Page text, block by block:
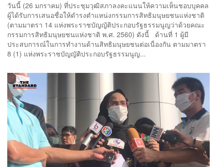
วันนี้ (26 มกราคม) ที่ประชุมวุฒิสภาลงคะแนนให้ความเห็นชอบบุคคล
ผู้ได้รับการเสนอชื่อให้ดำรงตำแหน่งกรรมการสิทธิมนุษยชนแห่งชาติ
(ตามมาตรา 14 แห่งพระราชบัญญัติประกอบรัฐธรรมนูญว่าด้วยคณะ
กรรมการสิทธิมนุษยชนแห่งชาติ พ.ศ. 2560) ดังนี้ ด้านที่ 1 ผู้มี
ประสบการณ์ในการทำงานด้านสิทธิมนุษยชนต่อเนื่องกัน ตามมาตรา
8 (1) แห่งพระราชบัญญัติประกอบรัฐธรรมนูญ...